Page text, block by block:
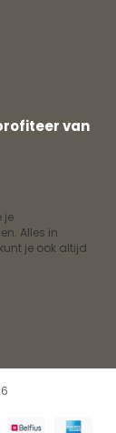
van
je
Alles in
je ook altijd